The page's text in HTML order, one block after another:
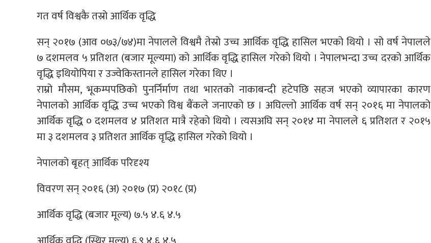
गत वर्ष विश्वकै तस्रो आर्थिक वृद्धि
सन् २०१७ (आव ०७३/७४)मा नेपालले विश्वमै तेस्रो उच्च आर्थिक वृद्धि हासिल भएको थियो । सो वर्ष नेपालले
७ दशमलव ५ प्रतिशत (बजार मूल्यमा) को आर्थिक वृद्धि हासिल गरेको थियो । नेपालभन्दा उच्च दरको आर्थिक
वृद्धि इथियोपिया र उज्वेकिस्तानले हासिल गरेका थिए ।
राम्रो मौसम, भूकम्पपछिको पुनर्निर्माण तथा भारतको नाकाबन्दी हटेपछि सहज भएको व्यापारका कारण
नेपालको आर्थिक वृद्धि उच्च भएको विश्व बैंकले जनाएको छ । अघिल्लो आर्थिक वर्ष सन् २०१६ मा नेपालको
आर्थिक वृद्धि ० दशमलव ४ प्रतिशत मात्रै रहेको थियो । त्यसअघि सन् २०१४ मा नेपालले ६ प्रतिशत र २०१५
मा ३ दशमलव ३ प्रतिशत आर्थिक वृद्धि हासिल गरेको थियो ।
नेपालको बृहत् आर्थिक परिदृश्य
विवरण सन् २०१६ (अ) २०१७ (प्र) २०१८ (प्र)
आर्थिक वृद्धि (बजार मूल्य) ७.५ ४.६ ४.५